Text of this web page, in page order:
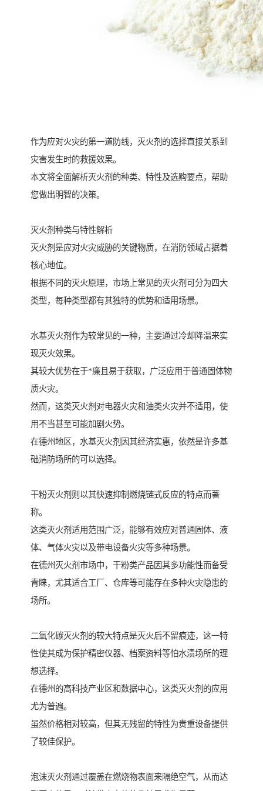
作为应对火灾的第一道防线，灭火剂的选择直接关系到
灾害发生时的救援效果。
本文将全面解析灭火剂的种类、特性及选购要点，帮助
您做出明智的决策。
灭火剂种类与特性解析
灭火剂是应对火灾威胁的关键物质，在消防领域占据着
核心地位。
根据不同的灭火原理，市场上常见的灭火剂可分为四大
类型，每种类型都有其独特的优势和适用场景。
水基灭火剂作为较常见的一种，主要通过冷却降温来实
现灭火效果。
其较大优势在于*廉且易于获取，广泛应用于普通固体物
质火灾。
然而，这类灭火剂对电器火灾和油类火灾并不适用，使
用不当甚至可能加剧火势。
在德州地区，水基灭火剂因其经济实惠，依然是许多基
础消防场所的可以选择。
干粉灭火剂则以其快速抑制燃烧链式反应的特点而著
称。
这类灭火剂适用范围广泛，能够有效应对普通固体、液
体、气体火灾以及带电设备火灾等多种场景。
在德州灭火剂市场中，干粉类产品因其多功能性而备受
青睐，尤其适合工厂、仓库等可能存在多种火灾隐患的
场所。
二氧化碳灭火剂的较大特点是灭火后不留痕迹，这一特
性使其成为保护精密仪器、档案资料等怕水渍场所的理
想选择。
在德州的高科技产业区和数据中心，这类灭火剂的应用
尤为普遍。
虽然价格相对较高，但其无残留的特性为贵重设备提供
了较佳保护。
泡沫灭火剂通过覆盖在燃烧物表面来隔绝空气，从而达